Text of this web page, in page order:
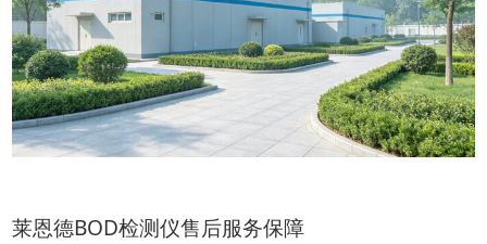
莱恩德BOD检测仪售后服务保障